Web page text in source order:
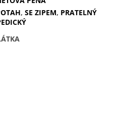
, SE ZIPEM, PRATELNÝ